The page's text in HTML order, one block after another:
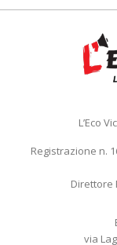
L’Eco
Registrazione n.
Direttore
via